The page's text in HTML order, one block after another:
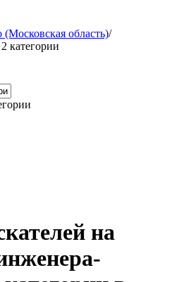
область)/
категории
на